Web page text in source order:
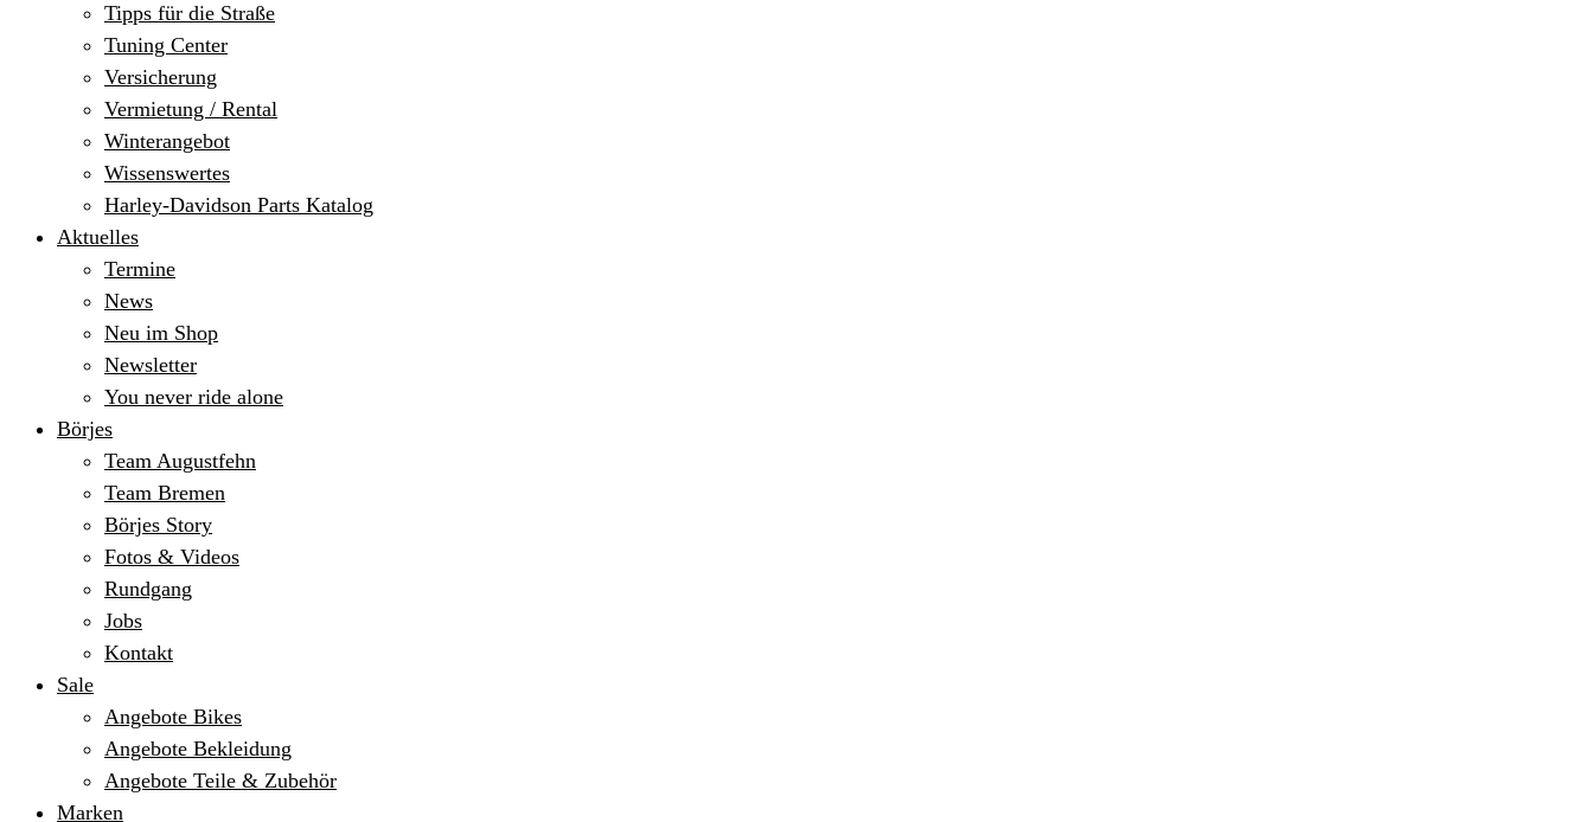
Tipps für die Straße
Tuning Center
Versicherung
Vermietung / Rental
Winterangebot
Wissenswertes
Harley-Davidson Parts Katalog
Aktuelles
Termine
News
Neu im Shop
Newsletter
You never ride alone
Börjes
Team Augustfehn
Team Bremen
Börjes Story
Fotos & Videos
Rundgang
Jobs
Kontakt
Sale
Angebote Bikes
Angebote Bekleidung
Angebote Teile & Zubehör
Marken